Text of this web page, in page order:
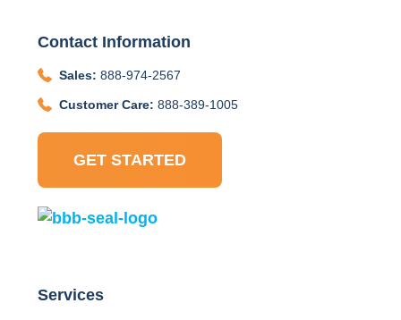
Contact Information
Sales: 888-974-2567
Customer Care: 888-389-1005
GET STARTED
Services